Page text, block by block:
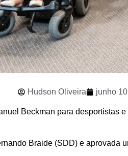
Hudson Oliveira junho
Beckman para desportistas
Braide (SDD) e aprovada